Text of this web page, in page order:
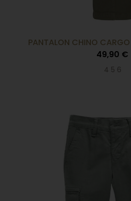
PANTALON CHINO
49,90 €
4 5 6